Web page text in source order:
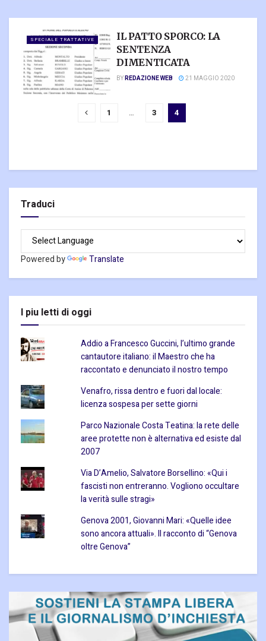
SPECIALE TRATTATIVE
IL PATTO SPORCO: LA
SENTENZA
DIMENTICATA
BYREDAZIONE WEB 21 MAGGIO 2020
1 … 3 4
Traduci
Powered by Translate
I piu letti di oggi
Addio a Francesco Guccini, l’ultimo grande
cantautore italiano: il Maestro che ha
raccontato e denunciato il nostro tempo
Venafro, rissa dentro e fuori dal locale:
licenza sospesa per sette giorni
Parco Nazionale Costa Teatina: la rete delle
aree protette non è alternativa ed esiste dal
2007
Via D’Amelio, Salvatore Borsellino: «Qui i
fascisti non entreranno. Vogliono occultare
la verità sulle stragi»
Genova 2001, Giovanni Mari: «Quelle idee
sono ancora attuali». Il racconto di “Genova
oltre Genova”